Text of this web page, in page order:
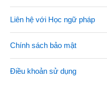
Liên hệ với Học ngữ pháp
Chính sách bảo mật
Điều khoản sử dụng